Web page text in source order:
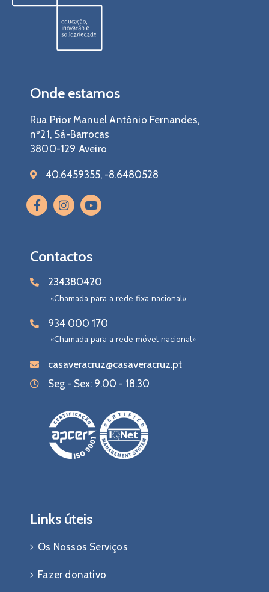
Onde estamos
Rua Prior Manuel António Fernandes,
nº21, Sá-Barrocas
3800-129 Aveiro
40.6459355, -8.6480528
Contactos
234380420
«Chamada para a rede fixa nacional»
934 000 170
«Chamada para a rede móvel nacional»
casaveracruz@casaveracruz.pt
Seg - Sex: 9.00 - 18.30
Links úteis
Os Nossos Serviços
Fazer donativo